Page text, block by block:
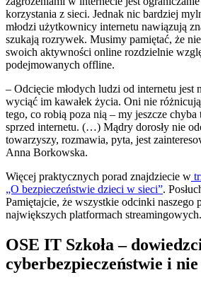
korzystania z sieci. Jednak nic bardziej
młodzi użytkownicy internetu nawiązują
szukają rozrywek. Musimy pamiętać, że
swoich aktywności online rozdzielnie
podejmowanych offline.
– Odcięcie młodych ludzi od internetu jest
wyciąć im kawałek życia. Oni nie
tego, co robią poza nią – my jeszcze
sprzed internetu. (…) Mądry dorosły nie
towarzyszy, rozmawia, pyta, jest
Anna Borkowska.
Więcej praktycznych porad znajdziecie w
„O bezpieczeństwie dzieci w sieci”.
Pamiętajcie, że wszystkie odcinki naszego
największych platformach streamingowych.
OSE IT Szkoła –
cyberbezpieczeństwie i